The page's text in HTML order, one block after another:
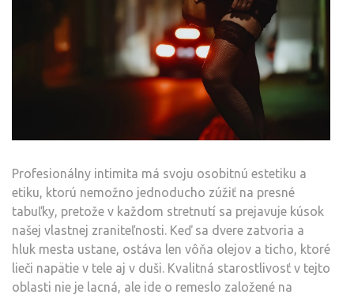
Profesionálny intimita má svoju osobitnú estetiku a
etiku, ktorú nemožno jednoducho zúžiť na presné
tabuľky, pretože v každom stretnutí sa prejavuje kúsok
našej vlastnej zraniteľnosti. Keď sa dvere zatvoria a
hluk mesta ustane, ostáva len vôňa olejov a ticho, ktoré
lieči napätie v tele aj v duši. Kvalitná starostlivosť v tejto
oblasti nie je lacná, ale ide o remeslo založené na